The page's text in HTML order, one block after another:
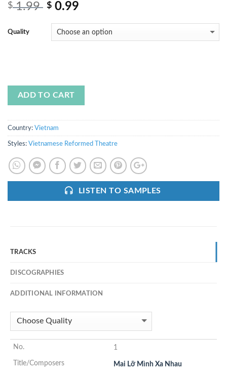
$1.99 $ 0.99
Quality
ADD TO CART
Country: Vietnam
Styles: Vietnamese Reformed Theatre
LISTEN TO SAMPLES
TRACKS
DISCOGRAPHIES
ADDITIONAL INFORMATION
1
Mai Lỡ Mình Xa Nhau